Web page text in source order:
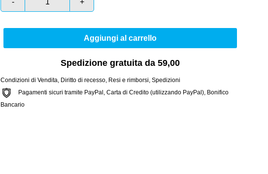
- +
Aggiungi al carrello
Spedizione gratuita da 59,00
Condizioni di Vendita, Diritto di recesso, Resi e rimborsi, Spedizioni
Pagamenti sicuri tramite PayPal, Carta di Credito (utilizzando PayPal), Bonifico
Bancario